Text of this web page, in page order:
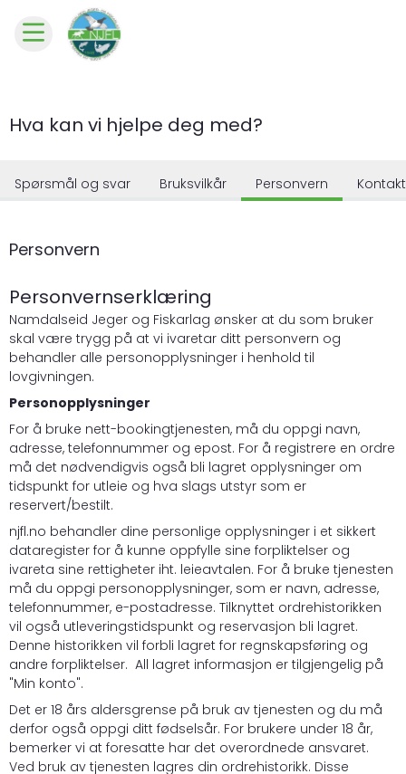
Hva kan vi hjelpe deg med?
Spørsmål og svar Bruksvilkår Personvern
Personvern
Personvernserklæring
Namdalseid Jeger og Fiskarlag ønsker at du som bruker
skal være trygg på at vi ivaretar ditt personvern og
behandler alle personopplysninger i henhold til
lovgivningen.
Personopplysninger
For å bruke nett-bookingtjenesten, må du oppgi navn,
adresse, telefonnummer og epost. For å registrere en ordre
må det nødvendigvis også bli lagret opplysninger om
tidspunkt for utleie og hva slags utstyr som er
reservert/bestilt.
njfl.no behandler dine personlige opplysninger i et sikkert
dataregister for å kunne oppfylle sine forpliktelser og
ivareta sine rettigheter iht. leieavtalen. For å bruke tjenesten
må du oppgi personopplysninger, som er navn, adresse,
telefonnummer, e-postadresse. Tilknyttet ordrehistorikken
vil også utleveringstidspunkt og reservasjon bli lagret.
Denne historikken vil forbli lagret for regnskapsføring og
andre forpliktelser. All lagret informasjon er tilgjengelig på
"Min konto".
Det er 18 års aldersgrense på bruk av tjenesten og du må
derfor også oppgi ditt fødselsår. For brukere under 18 år,
bemerker vi at foresatte har det overordnede ansvaret.
Ved bruk av tjenesten lagres din ordrehistorikk. Disse